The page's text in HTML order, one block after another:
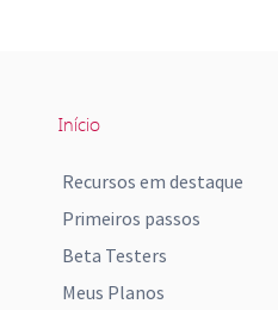
Início
Recursos em destaque
Primeiros passos
Beta Testers
Meus Planos